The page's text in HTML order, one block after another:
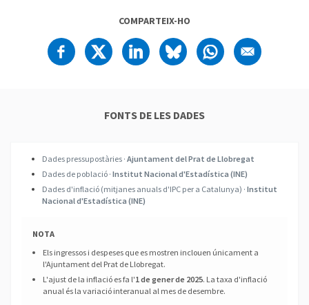
COMPARTEIX-HO
FONTS DE LES DADES
Dades pressupostàries · Ajuntament del Prat de Llobregat
Dades de població · Institut Nacional d'Estadística (INE)
Dades d'inflació (mitjanes anuals d'IPC per a Catalunya) · Institut
Nacional d'Estadística (INE)
NOTA
Els ingressos i despeses que es mostren inclouen únicament a
l'Ajuntament del Prat de Llobregat.
L'ajust de la inflació es fa l'1 de gener de 2025. La taxa d'inflació
anual és la variació interanual al mes de desembre.